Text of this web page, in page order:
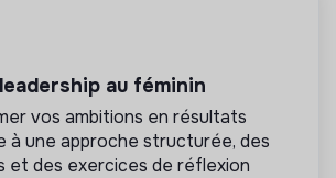
sociale : son mode de
et participatif, et sa
Il s’agit d’une association,
mutuelle ou entreprise
au féminin
vos ambitions en résultats
à une approche structurée, des
et des exercices de réflexion